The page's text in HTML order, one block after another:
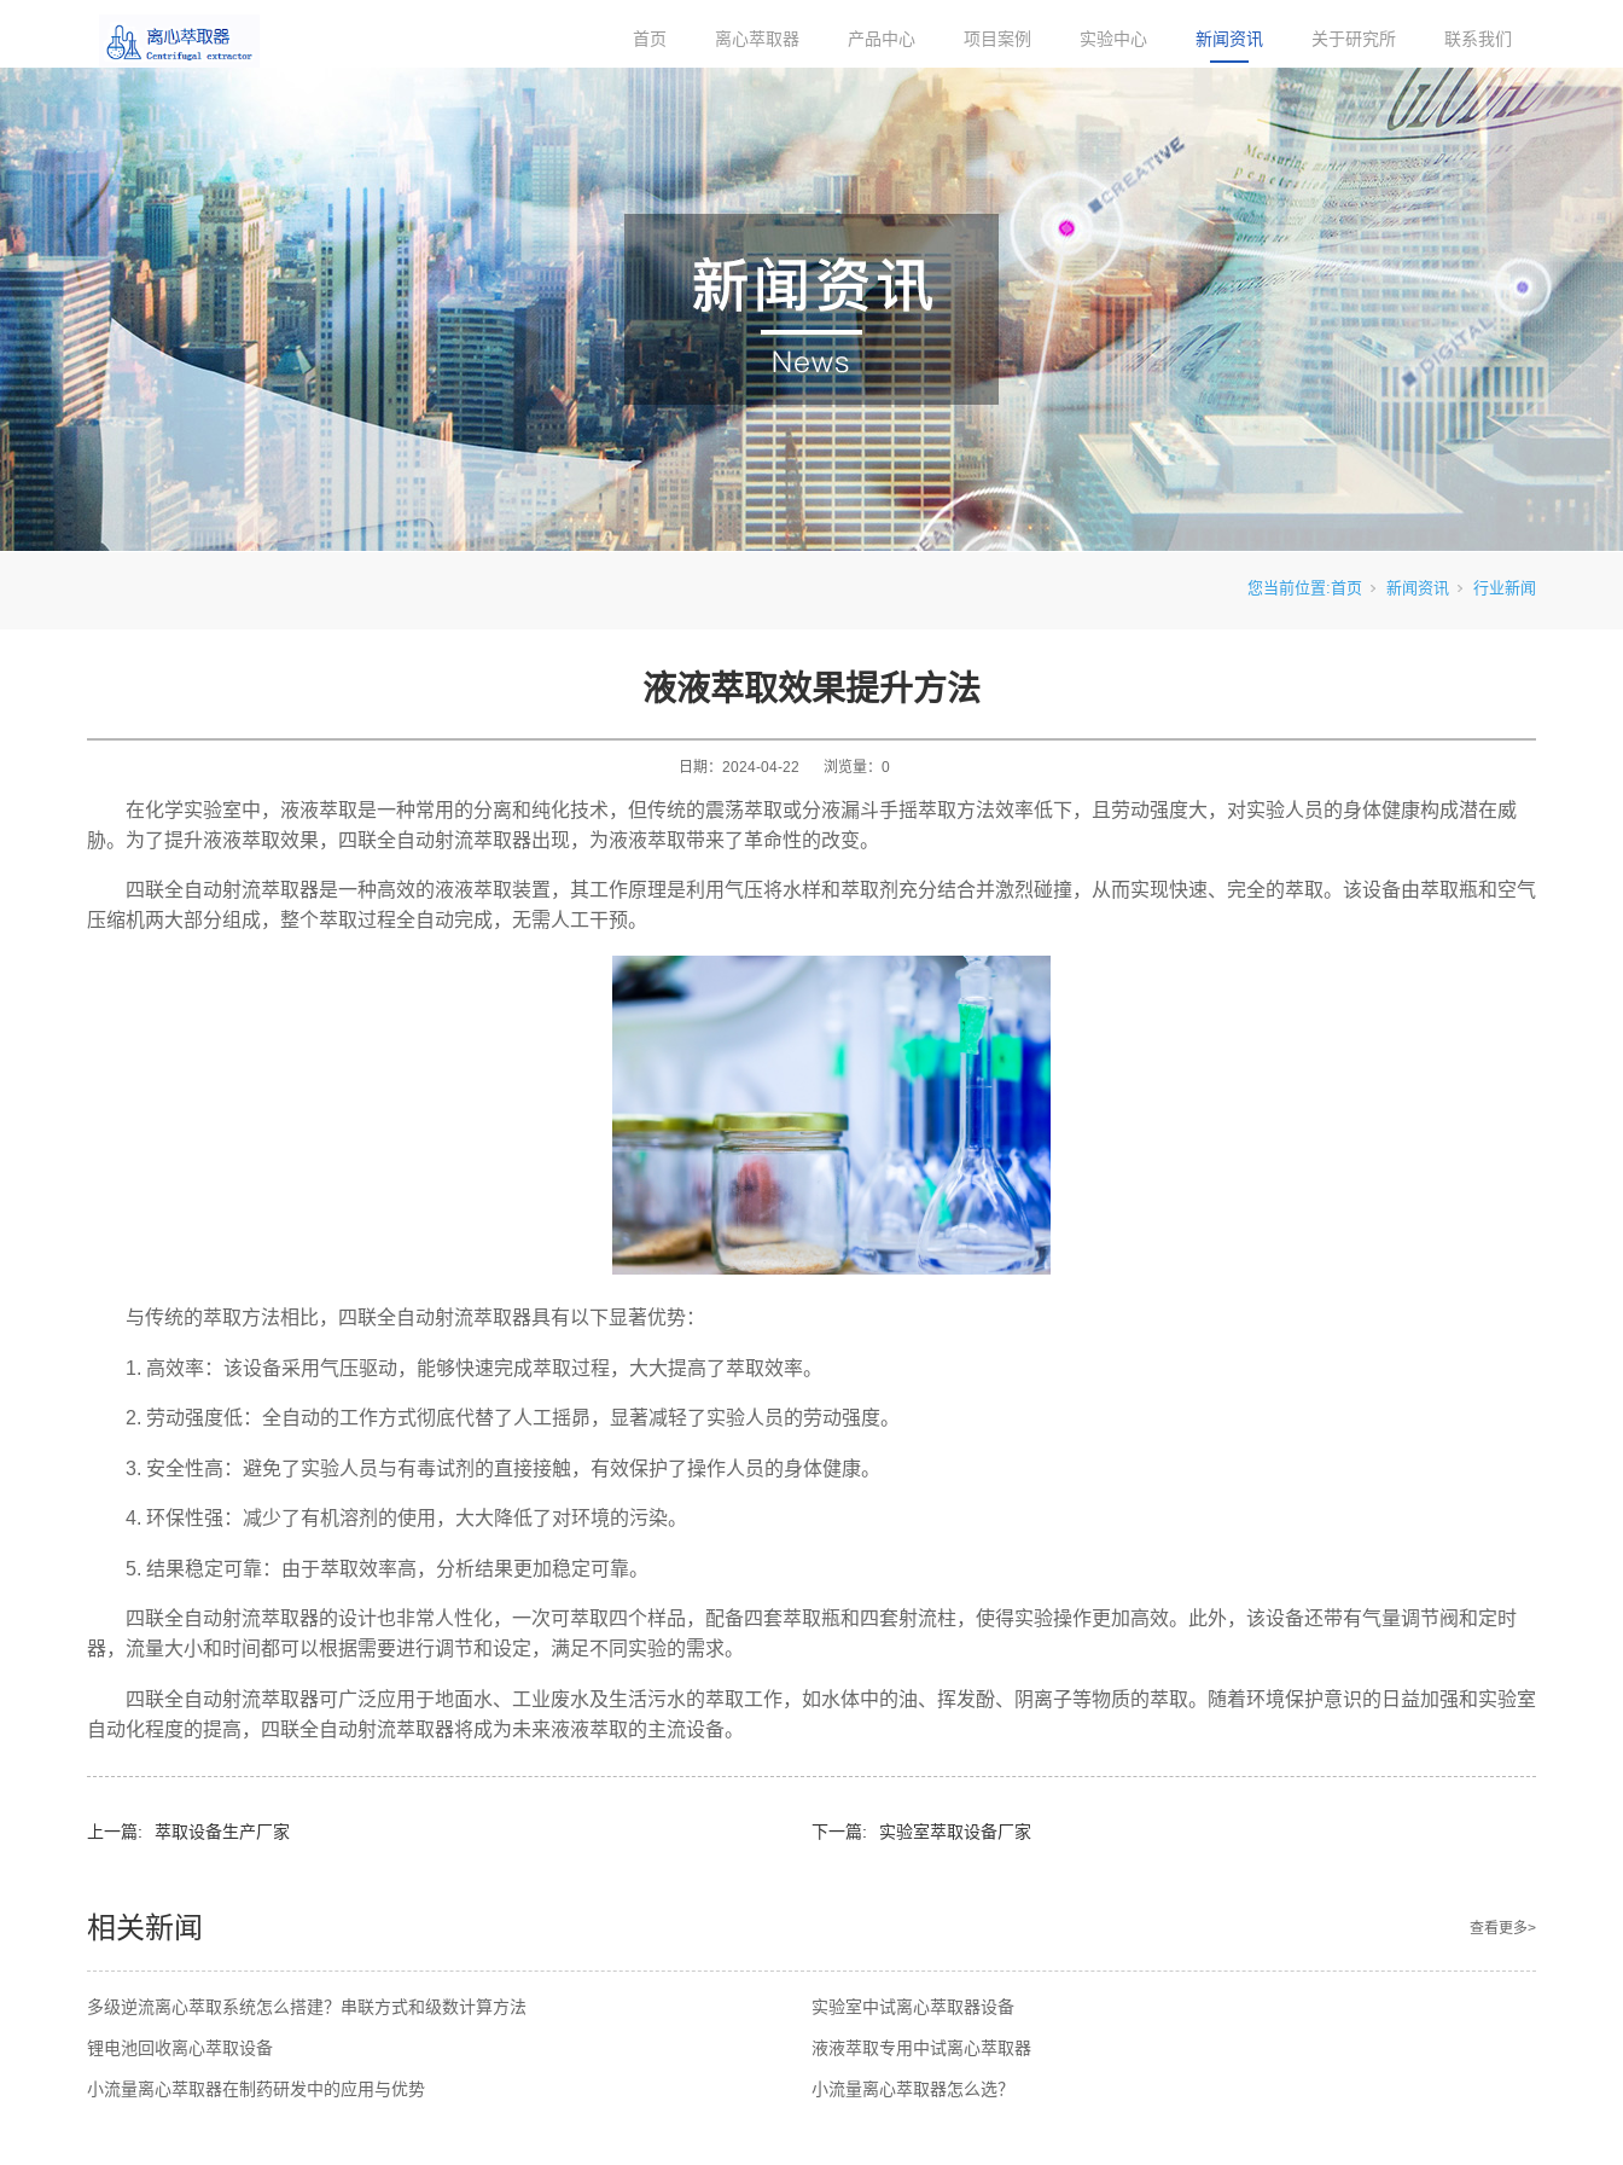
首页 离心萃取器 产品中心 项目案例 实验中心 新闻资讯 关于研究所 联系我们
您当前位置:首页 新闻资讯 行业新闻
液液萃取效果提升方法
2024-04-22
日期： 浏览量： 0
在化学实验室中，液液萃取是一种常用的分离和纯化技术，但传统的震荡萃取或分液漏斗手摇萃取方法效率低下，且劳动强度大，对实验人员的身体健康构成潜在威
胁。为了提升液液萃取效果，四联全自动射流萃取器出现，为液液萃取带来了革命性的改变。
四联全自动射流萃取器是一种高效的液液萃取装置，其工作原理是利用气压将水样和萃取剂充分结合并激烈碰撞，从而实现快速、完全的萃取。该设备由萃取瓶和空气
压缩机两大部分组成，整个萃取过程全自动完成，无需人工干预。
与传统的萃取方法相比，四联全自动射流萃取器具有以下显著优势：
1. 高效率：该设备采用气压驱动，能够快速完成萃取过程，大大提高了萃取效率。
2. 劳动强度低：全自动的工作方式彻底代替了人工摇昴，显著减轻了实验人员的劳动强度。
3. 安全性高：避免了实验人员与有毒试剂的直接接触，有效保护了操作人员的身体健康。
4. 环保性强：减少了有机溶剂的使用，大大降低了对环境的污染。
5. 结果稳定可靠：由于萃取效率高，分析结果更加稳定可靠。
四联全自动射流萃取器的设计也非常人性化，一次可萃取四个样品，配备四套萃取瓶和四套射流柱，使得实验操作更加高效。此外，该设备还带有气量调节阀和定时
器，流量大小和时间都可以根据需要进行调节和设定，满足不同实验的需求。
四联全自动射流萃取器可广泛应用于地面水、工业废水及生活污水的萃取工作，如水体中的油、挥发酚、阴离子等物质的萃取。随着环境保护意识的日益加强和实验室
自动化程度的提高，四联全自动射流萃取器将成为未来液液萃取的主流设备。
上一篇: 萃取设备生产厂家 下一篇: 实验室萃取设备厂家
相关新闻 查看更多>
多级逆流离心萃取系统怎么搭建？串联方式和级数计算方法 实验室中试离心萃取器设备
锂电池回收离心萃取设备 液液萃取专用中试离心萃取器
小流量离心萃取器在制药研发中的应用与优势 小流量离心萃取器怎么选？